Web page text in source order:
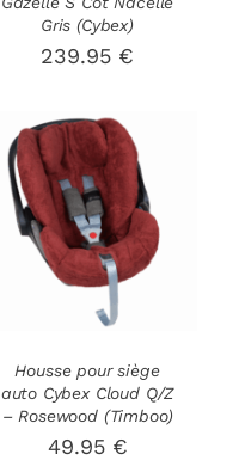
Gris (Cybex)
239.95 €
AJOUTER AU
PANIER
/
DÉTAILS
Housse pour siège
auto Cybex Cloud Q/Z
– Rosewood (Timboo)
49.95 €